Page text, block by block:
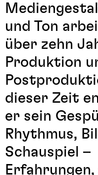
und Ton
über zehn
Produktion
dieser Zeit
er sein
Rhythmus,
Schauspiel –